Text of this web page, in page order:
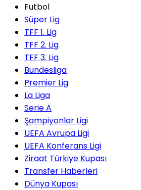
Futbol
Süper Lig
TFF 1. Lig
TFF 2. Lig
TFF 3. Lig
Bundesliga
Premier Lig
La Liga
Serie A
Şampiyonlar Ligi
UEFA Avrupa Ligi
UEFA Konferans Ligi
Ziraat Türkiye Kupası
Transfer Haberleri
Dünya Kupası